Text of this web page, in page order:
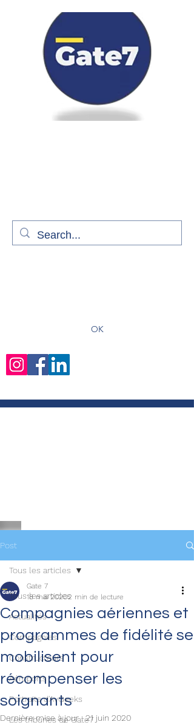
OK
Post
Tous les articles
Actualités
Compagnies
Constructeurs
Aéroports
Portraits d'AvGeeks
Les tribunes de Gate7
Tous les articles
Compagnies aériennes et
programmes de fidélité se
mobilisent pour
récompenser les
soignants
Gate 7
18 mai 20202 min de lecture
Dernière mise à jour :21 juin 2020